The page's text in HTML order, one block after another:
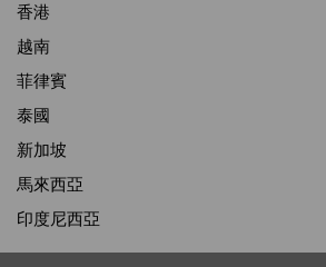
香港
越南
菲律賓
泰國
新加坡
馬來西亞
印度尼西亞